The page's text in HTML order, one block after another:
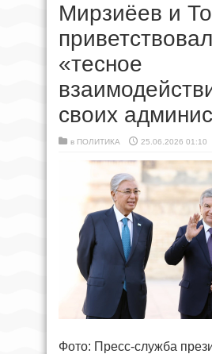
Мирзиёев и
«тесное
своих
в ПОЛИТИКА 25.06.2026 01:10
Фото: Пресс-служба